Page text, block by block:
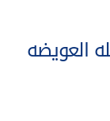
العويضه